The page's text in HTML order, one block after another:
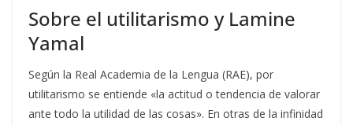
Sobre el utilitarismo y Lamine
Yamal
Según la Real Academia de la Lengua (RAE), por
utilitarismo se entiende «la actitud o tendencia de valorar
ante todo la utilidad de las cosas». En otras de la infinidad